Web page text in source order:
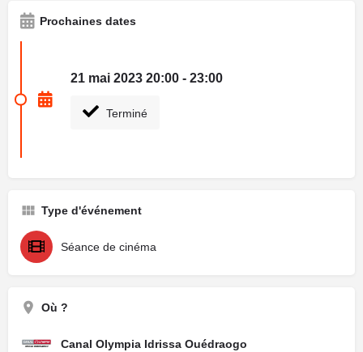
Prochaines dates
21 mai 2023 20:00 - 23:00
Terminé
Type d'événement
Séance de cinéma
Où ?
Canal Olympia Idrissa Ouédraogo